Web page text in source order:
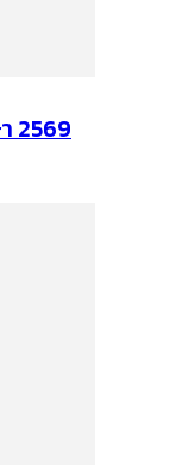
2569